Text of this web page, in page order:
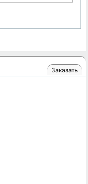
Заказать